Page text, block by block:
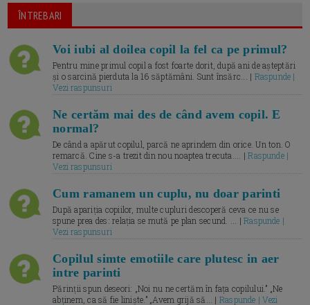
ÎNTREBARI
Voi iubi al doilea copil la fel ca pe primul?
Pentru mine primul copil a fost foarte dorit, după ani de așteptări
și o sarcină pierduta la 16 săptămâni. Sunt însărc... | Raspunde |
Vezi raspunsuri
Ne certăm mai des de când avem copil. E
normal?
De când a apărut copilul, parcă ne aprindem din orice. Un ton. O
remarcă. Cine s-a trezit din nou noaptea trecuta.... |Raspunde |
Vezi raspunsuri
Cum ramanem un cuplu, nu doar parinti
După apariția copiilor, multe cupluri descoperă ceva ce nu se
spune prea des: relația se mută pe plan secund. ... |Raspunde |
Vezi raspunsuri
Copilul simte emotiile care plutesc in aer
intre parinti
Părinții spun deseori: „Noi nu ne certăm în fața copilului.” „Ne
abținem, ca să fie liniște.” „Avem grijă să... | Raspunde | Vezi